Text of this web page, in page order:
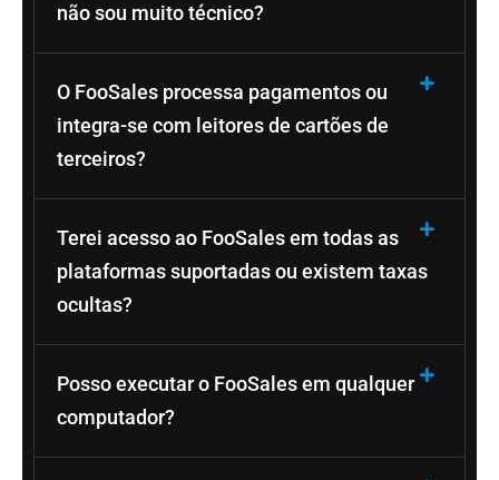
não sou muito técnico?
O FooSales processa pagamentos ou
integra-se com leitores de cartões de
terceiros?
Terei acesso ao FooSales em todas as
plataformas suportadas ou existem taxas
ocultas?
Posso executar o FooSales em qualquer
computador?